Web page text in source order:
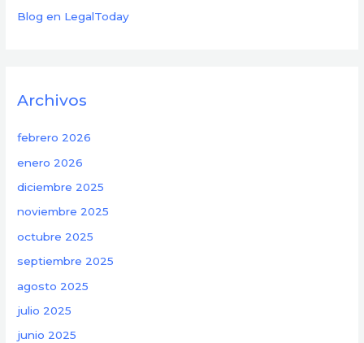
Blog en LegalToday
Archivos
febrero 2026
enero 2026
diciembre 2025
noviembre 2025
octubre 2025
septiembre 2025
agosto 2025
julio 2025
junio 2025